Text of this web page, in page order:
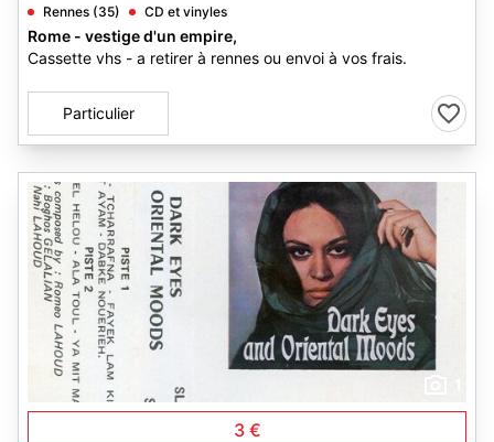
Rennes (35) CD et vinyles
Rome - vestige d'un empire,
Cassette vhs - a retirer à rennes ou envoi à vos frais.
Particulier
3 €